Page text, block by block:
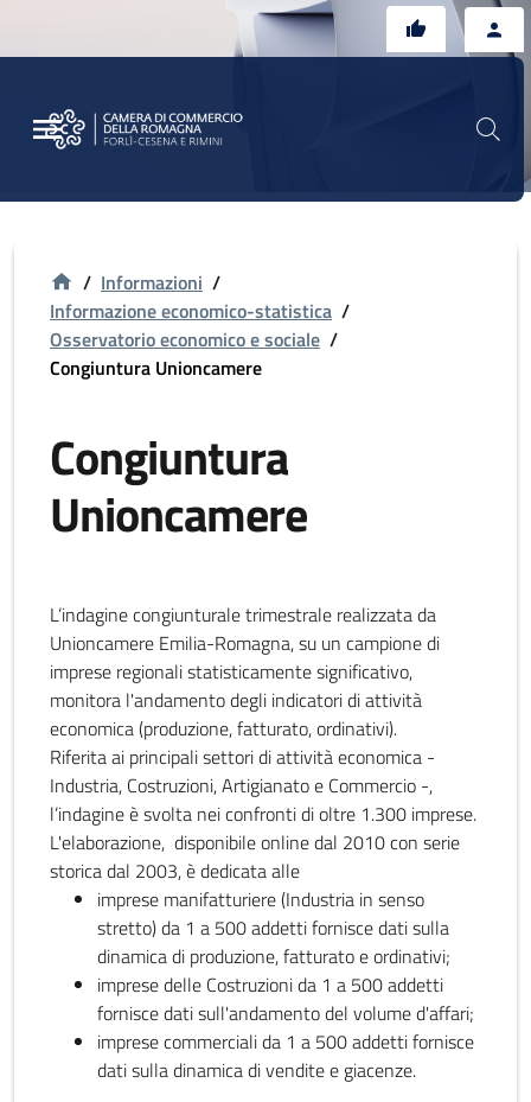
/ Informazioni /
Informazione economico-statistica /
Osservatorio economico e sociale /
Congiuntura Unioncamere
Congiuntura
Unioncamere
L’indagine congiunturale trimestrale realizzata da
Unioncamere Emilia-Romagna, su un campione di
imprese regionali statisticamente significativo,
monitora l'andamento degli indicatori di attività
economica (produzione, fatturato, ordinativi).
Riferita ai principali settori di attività economica -
Industria, Costruzioni, Artigianato e Commercio -,
l’indagine è svolta nei confronti di oltre 1.300 imprese.
L'elaborazione, disponibile online dal 2010 con serie
storica dal 2003, è dedicata alle
imprese manifatturiere (Industria in senso
stretto) da 1 a 500 addetti fornisce dati sulla
dinamica di produzione, fatturato e ordinativi;
imprese delle Costruzioni da 1 a 500 addetti
fornisce dati sull'andamento del volume d'affari;
imprese commerciali da 1 a 500 addetti fornisce
dati sulla dinamica di vendite e giacenze.